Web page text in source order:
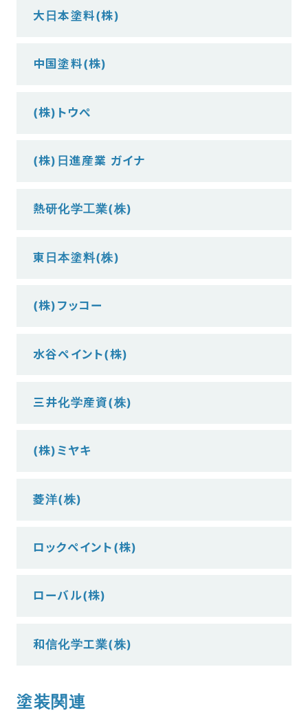
大日本塗料(株)
中国塗料(株)
(株)トウぺ
(株)日進産業 ガイナ
熱研化学工業(株)
東日本塗料(株)
(株)フッコー
水谷ペイント(株)
三井化学産資(株)
(株)ミヤキ
菱洋(株)
ロックペイント(株)
ローバル(株)
和信化学工業(株)
塗装関連